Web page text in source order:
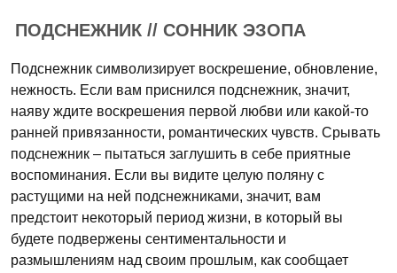
ПОДСНЕЖНИК // СОННИК ЭЗОПА
Подснежник символизирует воскрешение, обновление,
нежность. Если вам приснился подснежник, значит,
наяву ждите воскрешения первой любви или какой-то
ранней привязанности, романтических чувств. Срывать
подснежник – пытаться заглушить в себе приятные
воспоминания. Если вы видите целую поляну с
растущими на ней подснежниками, значит, вам
предстоит некоторый период жизни, в который вы
будете подвержены сентиментальности и
размышлениям над своим прошлым, как сообщает